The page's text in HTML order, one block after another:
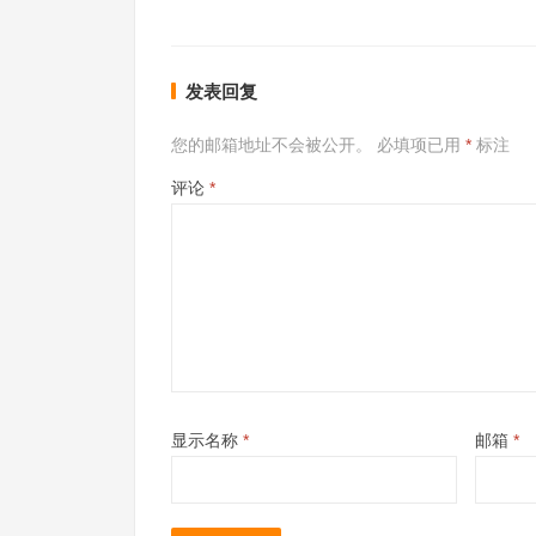
发表回复
您的邮箱地址不会被公开。 必填项已用 * 标注
评论 *
显示名称 * 邮箱 *